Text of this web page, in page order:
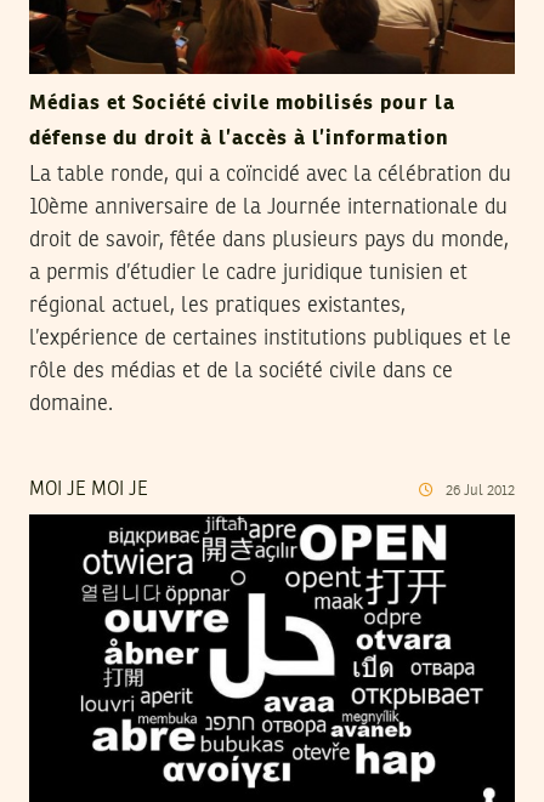
Médias et Société civile mobilisés pour la
défense du droit à l’accès à l’information
La table ronde, qui a coïncidé avec la célébration du
10ème anniversaire de la Journée internationale du
droit de savoir, fêtée dans plusieurs pays du monde,
a permis d’étudier le cadre juridique tunisien et
régional actuel, les pratiques existantes,
l’expérience de certaines institutions publiques et le
rôle des médias et de la société civile dans ce
domaine.
MOI JE MOI JE 26 Jul 2012